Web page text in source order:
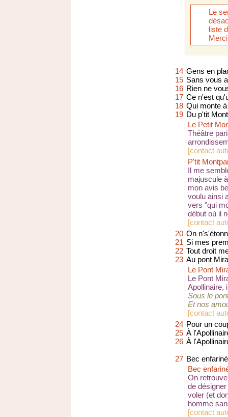
Le
liste
14 Gens en
15 Sans vous
16 Rien ne
17 Ce n'est
18 Qui monte
19 Du p'tit
Le Petit
Théâtre
[contact
P'tit
Il me
majuscule
mon avis
voulu ainsi
vers "qui
début où il
[contact
20 On
21 Si mes
22 Tout droit
23 Au pont
Le Pont
Le Pont
Apollinaire,
Sous le
Et nos
[contact
24 Pour un
25 À
26 À
27 Bec enfariné
Bec
On
de
voler (et
homme
[contact